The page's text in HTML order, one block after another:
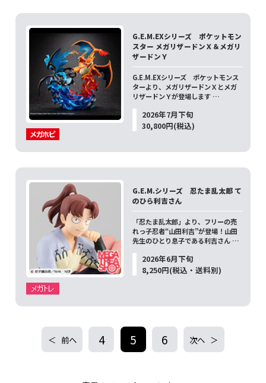
G.E.M.EXシリーズ ポケットモン
スター メガリザードンＸ＆メガリ
ザードンＹ
G.E.M.EXシリーズ ポケットモンス
ターより、メガリザードンＸとメガ
リザードンＹが登場します …
2026年7月下旬
30,800円(税込)
G.E.M.シリーズ 忍たま乱太郎 て
のひら利吉さん
「忍たま乱太郎」より、フリーの売
れっ子忍者“山田利吉”が登場！山田
先生のひとり息子である利吉さん …
2026年6月下旬
8,250円(税込・送料別)
前へ 4 5 6 次へ